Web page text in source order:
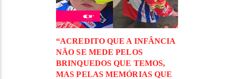
“ACREDITO QUE A INFÂNCIA
NÃO SE MEDE PELOS
BRINQUEDOS QUE TEMOS,
MAS PELAS MEMÓRIAS QUE